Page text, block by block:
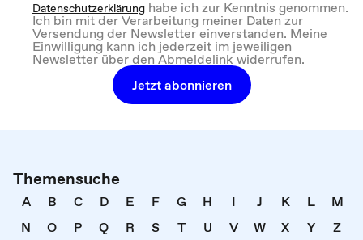
Datenschutzerklärung habe ich zur Kenntnis genommen.
Ich bin mit der Verarbeitung meiner Daten zur
Versendung der Newsletter einverstanden. Meine
Einwilligung kann ich jederzeit im jeweiligen
Newsletter über den Abmeldelink widerrufen.
Jetzt abonnieren
Themensuche
A B C D E F G H I J K L
M
N
O P Q R S T U V W X Y
Z